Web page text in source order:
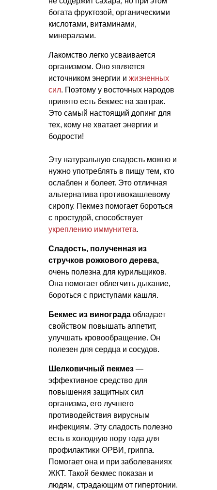
богата фруктозой, органическими
кислотами, витаминами,
минералами.
Лакомство легко усваивается
организмом. Оно является
источником энергии и жизненных
сил. Поэтому у восточных народов
принято есть бекмес на завтрак.
Это самый настоящий допинг для
тех, кому не хватает энергии и
бодрости!
Эту натуральную сладость можно и
нужно употреблять в пищу тем, кто
ослаблен и болеет. Это отличная
альтернатива противокашлевому
сиропу. Пекмез помогает бороться
с простудой, способствует
укреплению иммунитета.
Сладость, полученная из
стручков рожкового дерева,
очень полезна для курильщиков.
Она помогает облегчить дыхание,
бороться с приступами кашля.
Бекмес из винограда обладает
свойством повышать аппетит,
улучшать кровообращение. Он
полезен для сердца и сосудов.
Шелковичный пекмез —
эффективное средство для
повышения защитных сил
организма, его лучшего
противодействия вирусным
инфекциям. Эту сладость полезно
есть в холодную пору года для
профилактики ОРВИ, гриппа.
Помогает она и при заболеваниях
ЖКТ. Такой бекмес показан и
людям, страдающим от гипертонии.